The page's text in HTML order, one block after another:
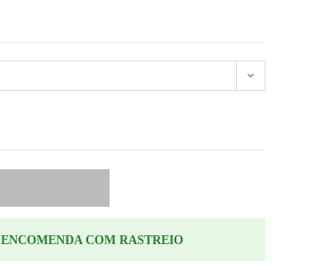
ENCOMENDA COM RASTREIO